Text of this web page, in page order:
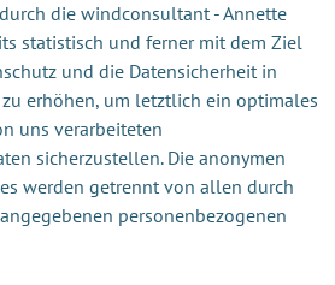
die windconsultant - Annette
statistisch und ferner mit dem Ziel
und die Datensicherheit in
erhöhen, um letztlich ein optimales
uns verarbeiteten
sicherzustellen. Die anonymen
werden getrennt von allen durch
personenbezogenen